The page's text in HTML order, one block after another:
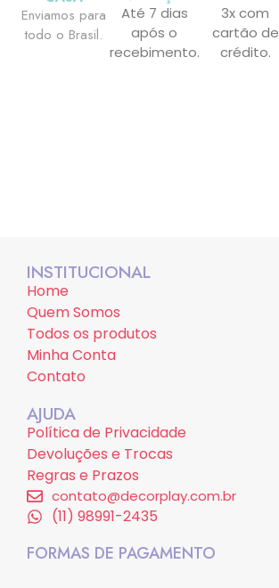
Enviamos para
todo o Brasil.
Até 7 dias
após o
recebimento.
3x com
cartão de
crédito.
INSTITUCIONAL
Home
Quem Somos
Todos os produtos
Minha Conta
Contato
AJUDA
Política de Privacidade
Devoluções e Trocas
Regras e Prazos
contato@decorplay.com.br
(11) 98991-2435
FORMAS DE PAGAMENTO